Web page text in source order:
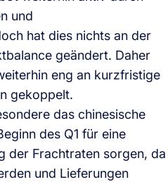
und
hat dies nichts an der
geändert. Daher
eng an kurzfristige
gekoppelt.
das chinesische
des Q1 für eine
der Frachtraten sorgen, da
und Lieferungen